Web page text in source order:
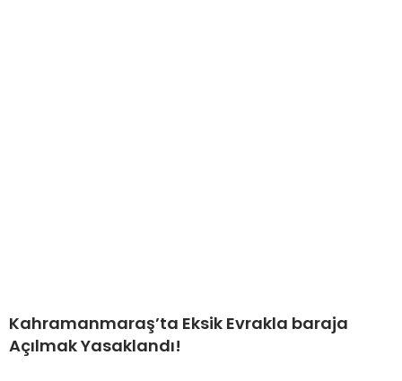
Kahramanmaraş’ta Eksik Evrakla baraja
Açılmak Yasaklandı!